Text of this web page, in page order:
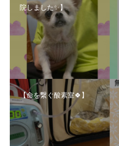
院しました✨】
【命を繋ぐ酸素室🍀】